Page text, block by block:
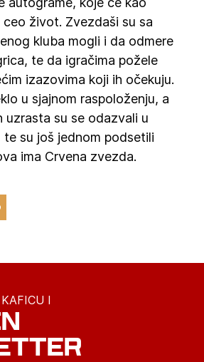
život. Zvezdaši su sa
kluba mogli i da odmere
te da igračima požele
izazovima koji ih očekuju.
u sjajnom raspoloženju, a
uzrasta su se odazvali u
su još jednom podsetili
ima Crvena zvezda.
I